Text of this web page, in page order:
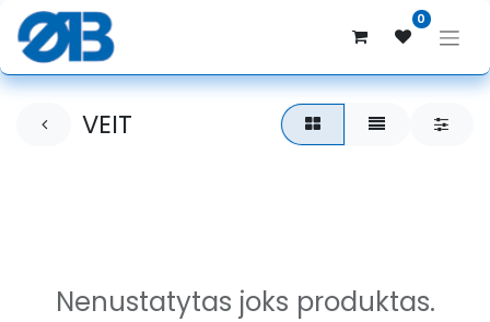
0
VEIT
Nenustatytas joks produktas.